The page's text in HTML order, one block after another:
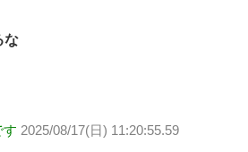
な
す 2025/08/17(日) 11:20:55.59